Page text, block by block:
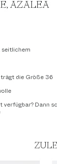
AZALEA
die Größe 36
Dann